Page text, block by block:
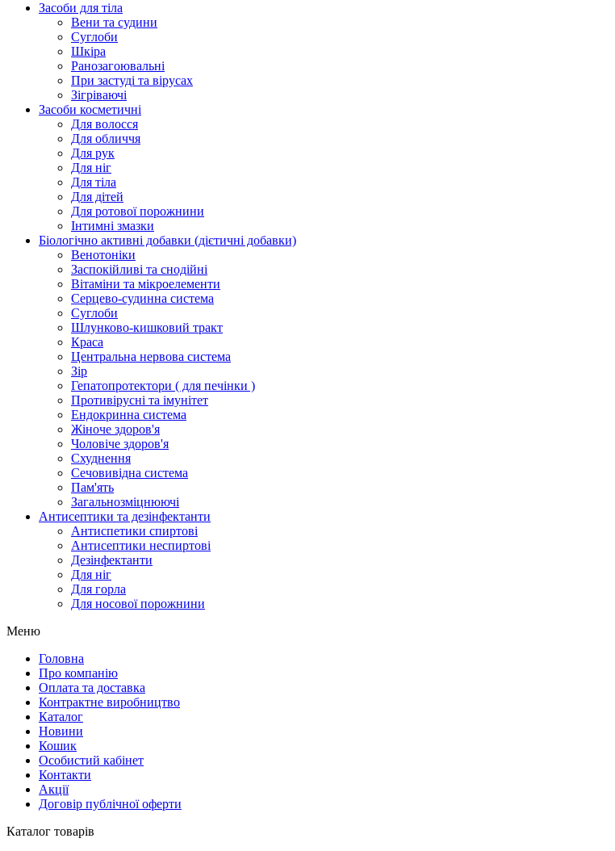
Засоби для тіла
Вени та судини
Суглоби
Шкіра
Ранозагоювальні
При застуді та вірусах
Зігріваючі
Засоби косметичні
Для волосся
Для обличчя
Для рук
Для ніг
Для тіла
Для дітей
Для ротової порожнини
Інтимні змазки
Біологічно активні добавки (дієтичні добавки)
Венотоніки
Заспокійливі та снодійні
Вітаміни та мікроелементи
Серцево-судинна система
Суглоби
Шлунково-кишковий тракт
Краса
Центральна нервова система
Зір
Гепатопротектори ( для печінки )
Противірусні та імунітет
Ендокринна система
Жіноче здоров'я
Чоловіче здоров'я
Схуднення
Сечовивідна система
Пам'ять
Загальнозміцнюючі
Антисептики та дезінфектанти
Антиспетики спиртові
Антисептики неспиртові
Дезінфектанти
Для ніг
Для горла
Для носової порожнини
Меню
Головна
Про компанію
Оплата та доставка
Контрактне виробництво
Каталог
Новини
Кошик
Особистий кабінет
Контакти
Акції
Договір публічної оферти
Каталог товарів